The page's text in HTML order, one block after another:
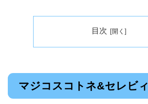
目次
マジコスコトネ&セレビィ